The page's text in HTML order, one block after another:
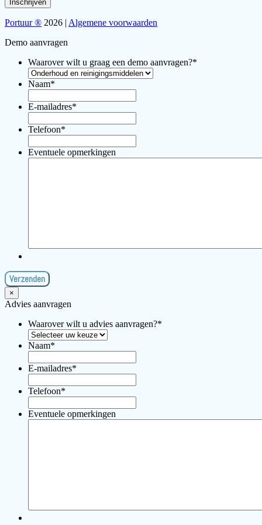
Portuur ® 2026 | Algemene voorwaarden
Demo aanvragen
Waarover wilt u graag een demo aanvragen?*
Naam*
E-mailadres*
Telefoon*
Eventuele opmerkingen
×
Advies aanvragen
Waarover wilt u advies aanvragen?*
Naam*
E-mailadres*
Telefoon*
Eventuele opmerkingen